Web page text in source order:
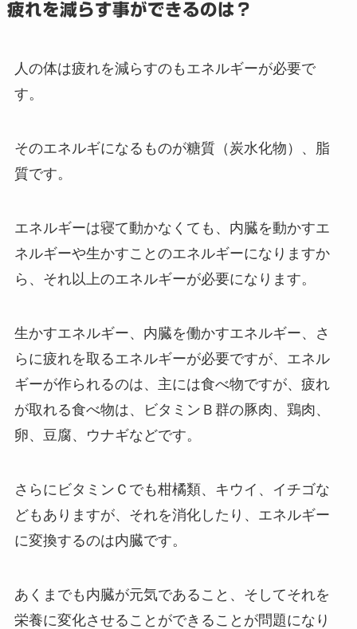
疲れを減らす事ができるのは？
人の体は疲れを減らすのもエネルギーが必要で
す。
そのエネルギになるものが糖質（炭水化物）、脂
質です。
エネルギーは寝て動かなくても、内臓を動かすエ
ネルギーや生かすことのエネルギーになりますか
ら、それ以上のエネルギーが必要になります。
生かすエネルギー、内臓を働かすエネルギー、さ
らに疲れを取るエネルギーが必要ですが、エネル
ギーが作られるのは、主には食べ物ですが、疲れ
が取れる食べ物は、ビタミンＢ群の豚肉、鶏肉、
卵、豆腐、ウナギなどです。
さらにビタミンＣでも柑橘類、キウイ、イチゴな
どもありますが、それを消化したり、エネルギー
に変換するのは内臓です。
あくまでも内臓が元気であること、そしてそれを
栄養に変化させることができることが問題になり